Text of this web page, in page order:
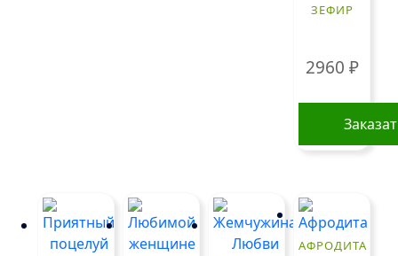
ЗЕФИР
2960 ₽
АФРОДИТА